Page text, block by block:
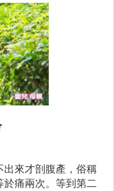
出來才剖腹產，俗稱
於痛兩次。等到第二